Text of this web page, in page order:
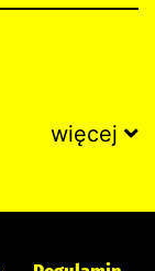
więcej